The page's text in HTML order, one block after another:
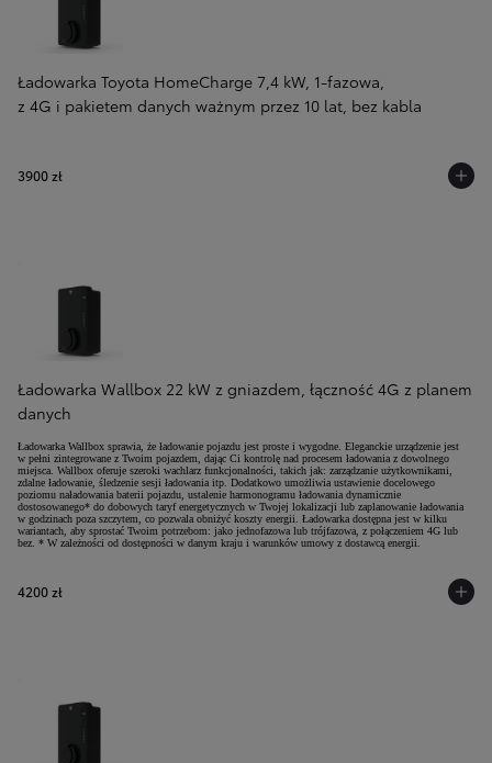
Ładowarka Toyota HomeCharge 7,4 kW, 1-fazowa,
z 4G i pakietem danych ważnym przez 10 lat, bez kabla
3900 zł
Ładowarka Wallbox 22 kW z gniazdem, łączność 4G z planem
danych
Ładowarka Wallbox sprawia, że ładowanie pojazdu jest proste i wygodne. Eleganckie urządzenie jest
w pełni zintegrowane z Twoim pojazdem, dając Ci kontrolę nad procesem ładowania z dowolnego
miejsca. Wallbox oferuje szeroki wachlarz funkcjonalności, takich jak: zarządzanie użytkownikami,
zdalne ładowanie, śledzenie sesji ładowania itp. Dodatkowo umożliwia ustawienie docelowego
poziomu naładowania baterii pojazdu, ustalenie harmonogramu ładowania dynamicznie
dostosowanego* do dobowych taryf energetycznych w Twojej lokalizacji lub zaplanowanie ładowania
w godzinach poza szczytem, co pozwala obniżyć koszty energii. Ładowarka dostępna jest w kilku
wariantach, aby sprostać Twoim potrzebom: jako jednofazowa lub trójfazowa, z połączeniem 4G lub
bez. * W zależności od dostępności w danym kraju i warunków umowy z dostawcą energii.
4200 zł